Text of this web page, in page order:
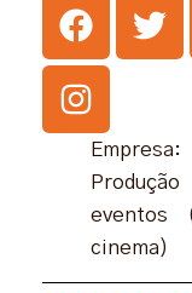
eventos
cinema)